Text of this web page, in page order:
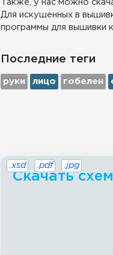
Также, у нас можно
Для искушенных в
программы для вышивки
Последние теги
руки лицо гобелен
Скачать
.xsd .pdf .jpg